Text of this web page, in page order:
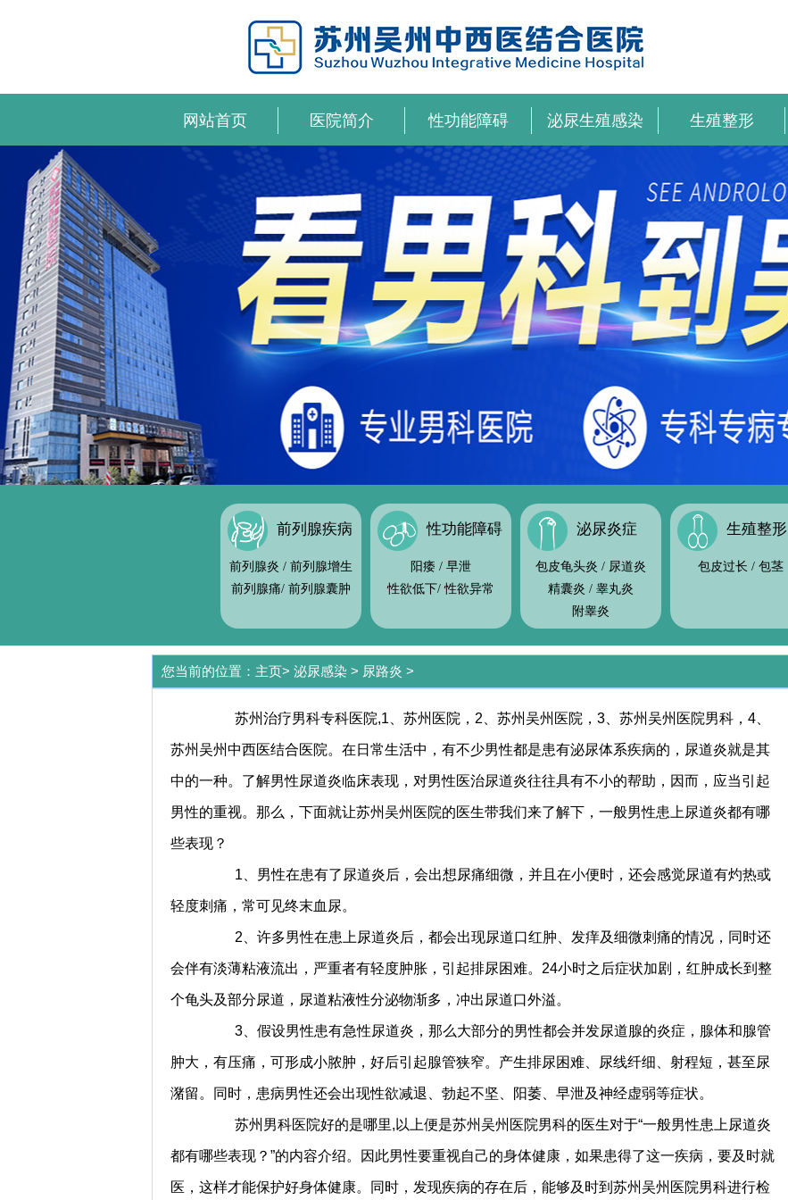
网站首页 医院简介 性功能障碍 泌尿生殖感染 生殖整形
前列腺疾病
前列腺炎 / 前列腺增生
前列腺痛/ 前列腺囊肿
性功能障碍
阳痿 / 早泄
性欲低下/性欲异常
泌尿炎症
包皮龟头炎 / 尿道炎
精囊炎 / 睾丸炎
附睾炎
生殖整形
包皮过长 / 包茎
您当前的位置： 主页> 泌尿感染 > 尿路炎 >
苏州治疗男科专科医院,1、苏州医院，2、苏州吴州医院，3、苏州吴州医院男科，4、
苏州吴州中西医结合医院。在日常生活中，有不少男性都是患有泌尿体系疾病的，尿道炎就是其
中的一种。了解男性尿道炎临床表现，对男性医治尿道炎往往具有不小的帮助，因而，应当引起
男性的重视。那么，下面就让苏州吴州医院的医生带我们来了解下，一般男性患上尿道炎都有哪
些表现？
1、男性在患有了尿道炎后，会出想尿痛细微，并且在小便时，还会感觉尿道有灼热或
轻度刺痛，常可见终末血尿。
2、许多男性在患上尿道炎后，都会出现尿道口红肿、发痒及细微刺痛的情况，同时还
会伴有淡薄粘液流出，严重者有轻度肿胀，引起排尿困难。24小时之后症状加剧，红肿成长到整
个龟头及部分尿道，尿道粘液性分泌物渐多，冲出尿道口外溢。
3、假设男性患有急性尿道炎，那么大部分的男性都会并发尿道腺的炎症，腺体和腺管
肿大，有压痛，可形成小脓肿，好后引起腺管狭窄。产生排尿困难、尿线纤细、射程短，甚至尿
潴留。同时，患病男性还会出现性欲减退、勃起不坚、阳萎、早泄及神经虚弱等症状。
苏州男科医院好的是哪里,以上便是苏州吴州医院男科的医生对于“一般男性患上尿道炎
都有哪些表现？”的内容介绍。因此男性要重视自己的身体健康，如果患得了这一疾病，要及时就
医，这样才能保护好身体健康。同时，发现疾病的存在后，能够及时到苏州吴州医院男科进行检